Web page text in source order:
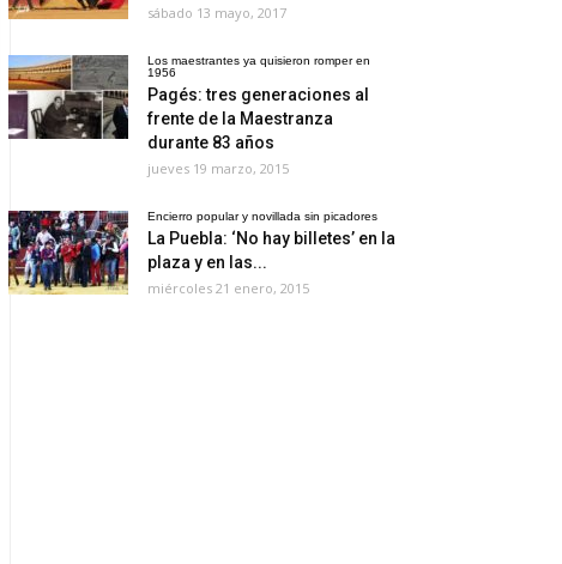
sábado 13 mayo, 2017
Los maestrantes ya quisieron romper en
1956
Pagés: tres generaciones al
frente de la Maestranza
durante 83 años
jueves 19 marzo, 2015
Encierro popular y novillada sin picadores
La Puebla: ‘No hay billetes’ en la
plaza y en las...
miércoles 21 enero, 2015